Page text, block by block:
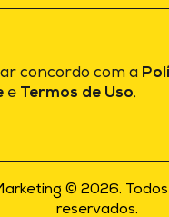
concordo com a
e Termos de Uso.
© 2026.
reservados.